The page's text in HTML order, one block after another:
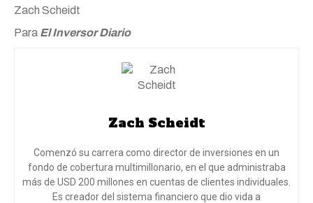
Zach Scheidt
Para El Inversor Diario
Zach Scheidt
Comenzó su carrera como director de inversiones en un
fondo de cobertura multimillonario, en el que administraba
más de USD 200 millones en cuentas de clientes individuales.
Es creador del sistema financiero que dio vida a